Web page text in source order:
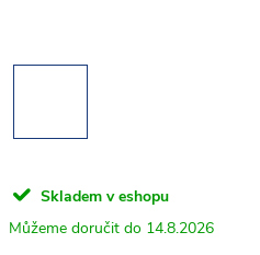
Skladem v eshopu
14.8.2026